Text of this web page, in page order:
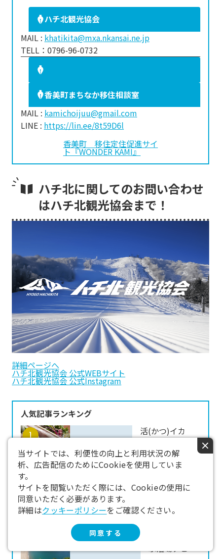
ハチ北観光協会
MAIL : khatikita@mxa.nkansai.ne.jp
TELL：0796-96-0732
香美町まちなか移住相談室
MAIL : kamichoijuu@gmail.com
LINE : https://lin.ee/8t59D6l
香美町 移住定住促進サイ
ト『WONDER KAMI』
ハチ北に関してのお問い合わせ
はハチ北観光協会まで！
詳細ページへ
ハチ北観光協会 公式WEBサイト
ハチ北観光協会 公式Instagram
人気記事ランキング
活(かつ)イカ
～香美町初夏の
味覚～【見て! ま
だ動いてるよ
当サイトでは、利便性の向上と利用状況の解
析、広告配信のためにCookieを使用していま
す。
サイトを閲覧いただく際には、Cookieの使用に
同意いただく必要があります。
詳細はクッキーポリシーをご確認ください。
×
同意する